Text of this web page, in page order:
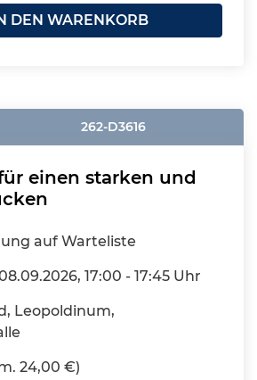
DEN WARENKORB
262-D3616
einen starken und
auf Warteliste
17:00 - 17:45 Uhr
Leopoldinum,
24,00 €)